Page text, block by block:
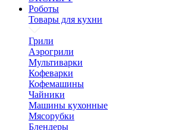
Роботы
Товары для кухни
Грили
Аэрогрили
Мультиварки
Кофеварки
Кофемашины
Чайники
Машины кухонные
Мясорубки
Блендеры